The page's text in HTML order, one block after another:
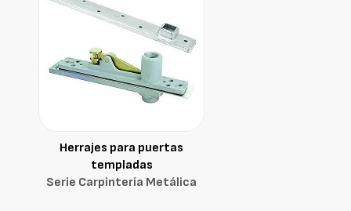
Herrajes para puertas
templadas
Serie Carpintería Metálica